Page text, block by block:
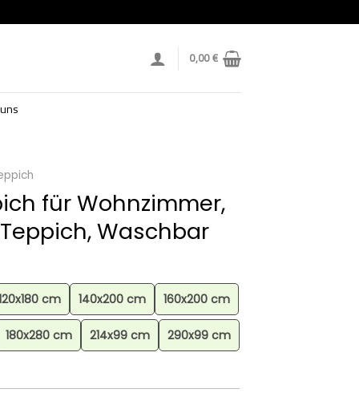
0,00€
für Wohnzimmer,
Waschbar
cm 140x200 cm 160x200 cm
180x280 cm 214x99 cm 290x99 cm